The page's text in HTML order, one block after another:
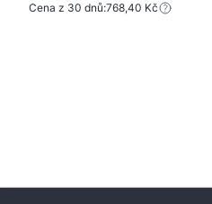
Cena z 30 dnů:768,40 Kč